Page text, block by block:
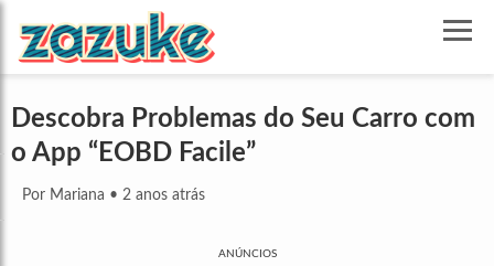
Descobra Problemas do Seu Carro com
o App “EOBD Facile”
Por Mariana • 2 anos atrás
ANÚNCIOS